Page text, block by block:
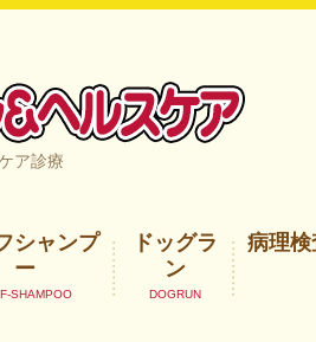
部市
ア診療
シャンプ
ー
ドッグラ
ン
病理